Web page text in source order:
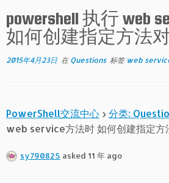
powershell 执行 web
如何创建指定方法
2015年4月23日 在 Questions 标签 web
PowerShell交流中心 › 分类:
web service方法时 如何创建指定方
sy790825 asked 11 年 ago